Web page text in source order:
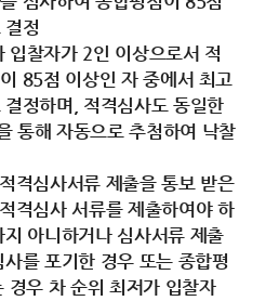
결정
찰자가 2인 이상으로서 적
85점 이상인 자 중에서 최고
정하며, 적격심사도 동일한
통해 자동으로 추첨하여 낙찰
격심사서류 제출을 통보 받은
격심사 서류를 제출하여야 하
아니하거나 심사서류 제출
를 포기한 경우 또는 종합평
경우 차 순위 최저가 입찰자